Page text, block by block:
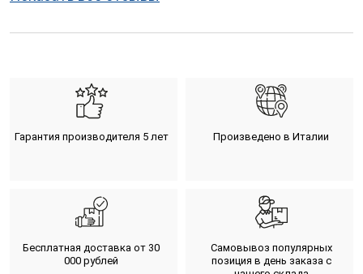
Гарантия производителя 5 лет Произведено в Италии
Бесплатная доставка от 30
000 рублей
Самовывоз популярных
позиция в день заказа с